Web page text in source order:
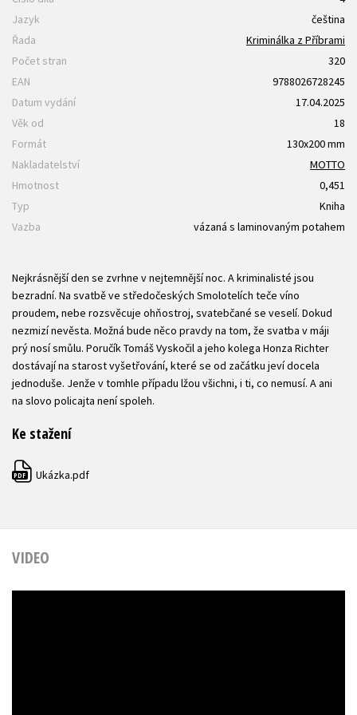
Jazyk
čeština
Řada
Kriminálka z Příbrami
Počet stran
320
EAN
9788026728245
Datum vydání
17.04.2025
Věk od
18
Formát
130x200 mm
Nakladatelství
MOTTO
Hmotnost
0,451
Typ
Kniha
Vazba
vázaná s laminovaným potahem
Nejkrásnější den se zvrhne v nejtemnější noc. A kriminalisté jsou
bezradní. Na svatbě ve středočeských Smolotelích teče víno
proudem, nebe rozsvěcuje ohňostroj, svatebčané se veselí. Dokud
nezmizí nevěsta. Možná bude něco pravdy na tom, že svatba v máji
prý nosí smůlu. Poručík Tomáš Vyskočil a jeho kolega Honza Richter
dostávají na starost vyšetřování, které se od začátku jeví docela
jednoduše. Jenže v tomhle případu lžou všichni, i ti, co nemusí. A ani
na slovo policajta není spoleh.
Ke stažení
PDF Ukázka.pdf
VIDEO